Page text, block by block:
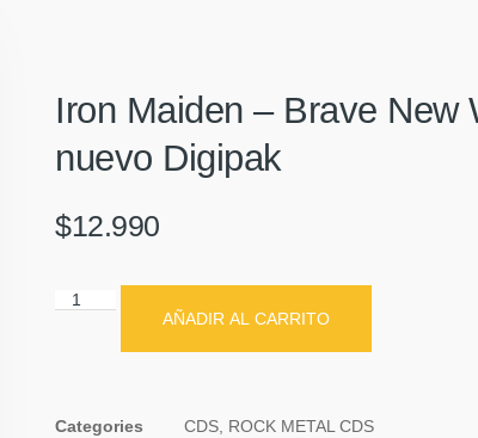
Iron Maiden – Brave New
nuevo Digipak
$12.990
AÑADIR AL CARRITO
Categories CDS, ROCK METAL CDS